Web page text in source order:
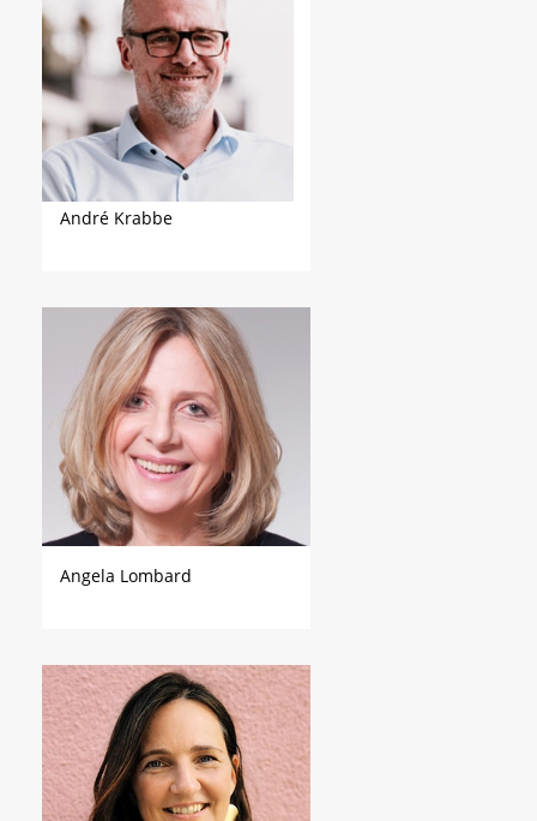
André Krabbe
Angela Lombard